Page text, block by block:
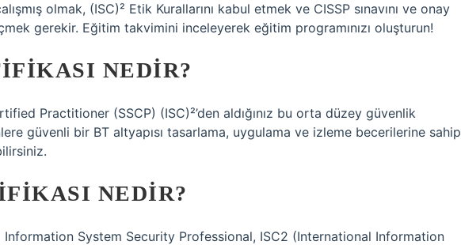
olmak, (ISC)² Etik Kurallarını kabul etmek ve CISSP sınavını ve onay
gerekir. Eğitim takvimini inceleyerek eğitim programınızı oluşturun!
NEDIR?
Practitioner (SSCP) (ISC)²’den aldığınız bu orta düzey güvenlik
güvenli bir BT altyapısı tasarlama, uygulama ve izleme becerilerine sahip
NEDIR?
Information System Security Professional, ISC2 (International Information